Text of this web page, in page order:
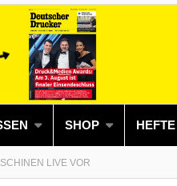
SHOP HEFTE
LIVE VOR